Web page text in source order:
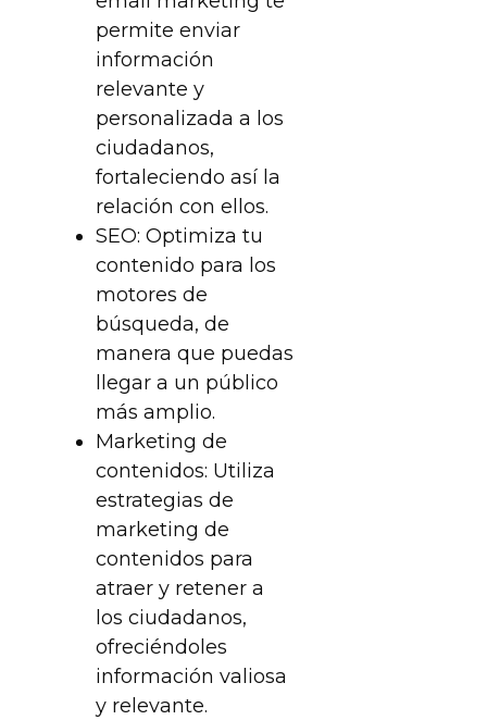
permite enviar
información
relevante y
personalizada a los
ciudadanos,
fortaleciendo así la
relación con ellos.
SEO: Optimiza tu
contenido para los
motores de
búsqueda, de
manera que puedas
llegar a un público
más amplio.
Marketing de
contenidos: Utiliza
estrategias de
marketing de
contenidos para
atraer y retener a
los ciudadanos,
ofreciéndoles
información valiosa
y relevante.